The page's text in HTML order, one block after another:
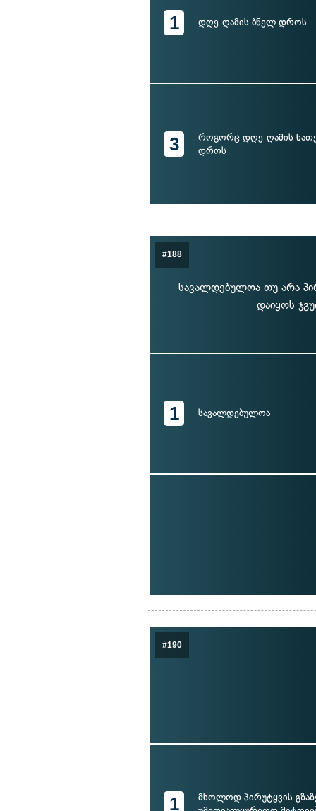
1 დღე-ღამის ბნელ დროს
3
როგორც დღე-ღამის
დროს
#188
სავალდებულოა თუ არა
დაიყოს
1 სავალდებულოა
#190
1
მხოლოდ პირუტყვის